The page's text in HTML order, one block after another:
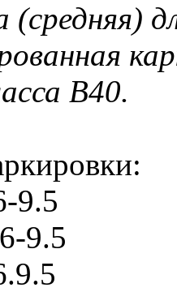
(средняя)
В40.
9.5
9.5